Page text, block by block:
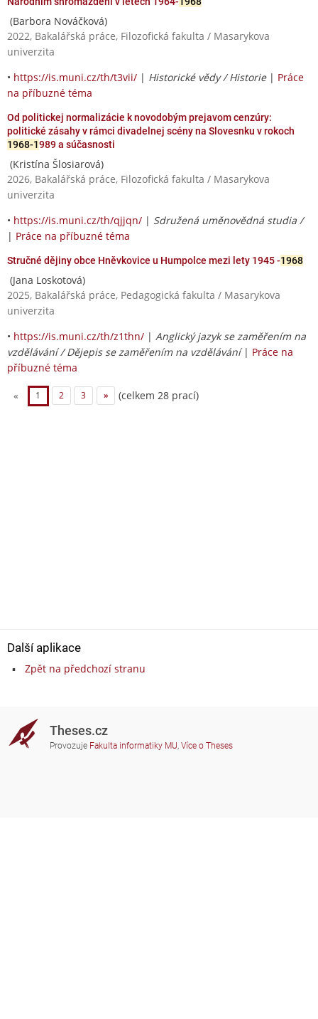
(Barbora Nováčková)
2022, Bakalářská práce, Filozofická fakulta / Masarykova
univerzita
• https://is.muni.cz/th/t3vii/ | Historické vědy / Historie| Práce
na příbuzné téma
Od politickej normalizácie k novodobým prejavom cenzúry:
politické zásahy v rámci divadelnej scény na Slovesnku v rokoch
1968-1989 a súčasnosti
(Kristína Šlosiarová)
2026, Bakalářská práce, Filozofická fakulta / Masarykova
univerzita
• https://is.muni.cz/th/qjjqn/ | Sdružená uměnovědná studia /
| Práce na příbuzné téma
Stručné dějiny obce Hněvkovice u Humpolce mezi lety 1945 -1968
(Jana Loskotová)
2025, Bakalářská práce, Pedagogická fakulta / Masarykova
univerzita
• https://is.muni.cz/th/z1thn/ | Anglický jazyk se zaměřením na
vzdělávání / Dějepis se zaměřením na vzdělávání| Práce na
příbuzné téma
« 1 2 3 » (celkem 28 prací)
Další aplikace
Zpět na předchozí stranu
Theses.cz
Provozuje Fakulta informatiky MU, Více o Theses